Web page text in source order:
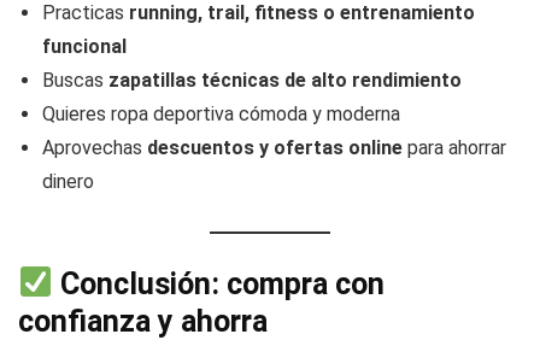
Practicas running, trail, fitness o entrenamiento
funcional
Buscas zapatillas técnicas de alto rendimiento
Quieres ropa deportiva cómoda y moderna
Aprovechas descuentos y ofertas online para ahorrar
dinero
Conclusión: compra con
confianza y ahorra